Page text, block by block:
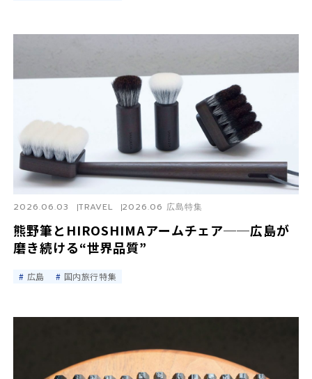
熊野筆とHIROSHIMAアームチェア──広島が
磨き続ける“世界品質”
2026.06.03 TRAVEL 2026.06 広島特集
広島 国内旅行特集